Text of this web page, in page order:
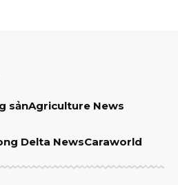
sảnAgriculture News
Delta NewsCaraworld